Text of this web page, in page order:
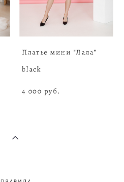
Платье мини "Лала"
black
4 000 pуб.